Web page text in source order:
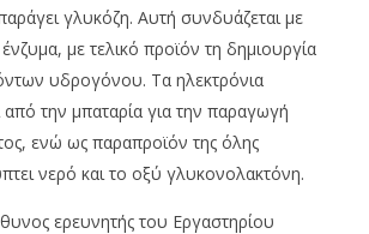
γλυκόζη. Αυτή συνδυάζεται με
με τελικό προϊόν τη δημιουργία
υδρογόνου. Τα ηλεκτρόνια
από την μπαταρία για την παραγωγή
ενώ ως παραπροϊόν της όλης
νερό και το οξύ γλυκονολακτόνη.
ερευνητής του Εργαστηρίου